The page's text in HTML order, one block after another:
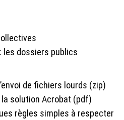
les dossiers publics
de fichiers lourds (zip)
solution Acrobat (pdf)
règles simples à respecter